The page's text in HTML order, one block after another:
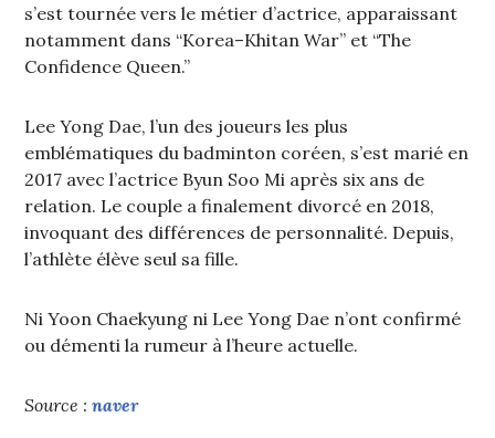
s’est tournée vers le métier d’actrice, apparaissant
notamment dans “Korea–Khitan War” et “The
Confidence Queen.”
Lee Yong Dae, l’un des joueurs les plus
emblématiques du badminton coréen, s’est marié en
2017 avec l’actrice Byun Soo Mi après six ans de
relation. Le couple a finalement divorcé en 2018,
invoquant des différences de personnalité. Depuis,
l’athlète élève seul sa fille.
Ni Yoon Chaekyung ni Lee Yong Dae n’ont confirmé
ou démenti la rumeur à l’heure actuelle.
Source :naver